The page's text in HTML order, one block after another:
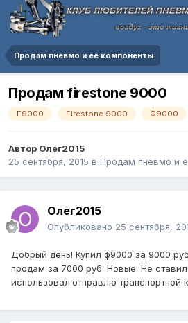
Продам пневмо и ее компоненты
Продам firestone 9000
F9000 Firestone 9000 Ф9000
Автор Олег2015
25 сентября, 2015 в Продам пневмо и
Олег2015
Опубликовано 25 сентября,
Добрый день! Купил ф9000 за 9000
продам за 7000 руб. Новые. Не
использовал.отправлю транспортной